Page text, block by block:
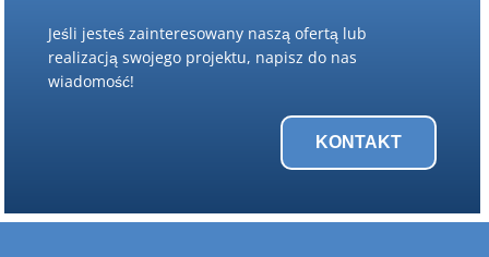
Jeśli jesteś zainteresowany naszą ofertą lub
realizacją swojego projektu, napisz do nas
wiadomość!
KONTAKT